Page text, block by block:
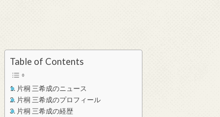
Table of Contents
片桐 三希成のニュース
片桐 三希成のプロフィール
片桐 三希成の経歴